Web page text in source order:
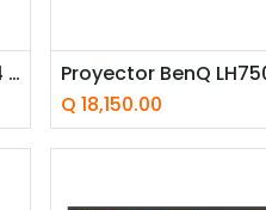
Proyector VTA-70334 Nara LED Android 2300 Lúmenes HD (1280x720) HDMI
Añadir a la cesta
Q18,150.00